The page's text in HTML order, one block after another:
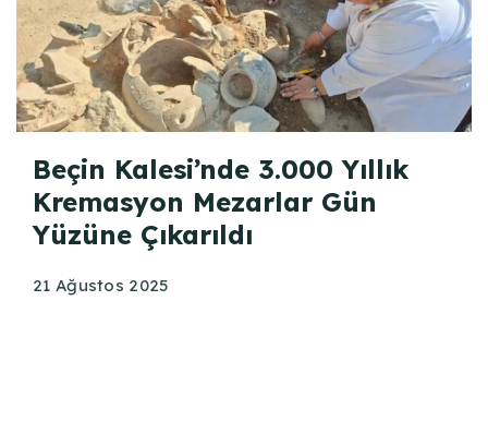
Beçin Kalesi’nde 3.000 Yıllık
Kremasyon Mezarlar Gün
Yüzüne Çıkarıldı
21 Ağustos 2025